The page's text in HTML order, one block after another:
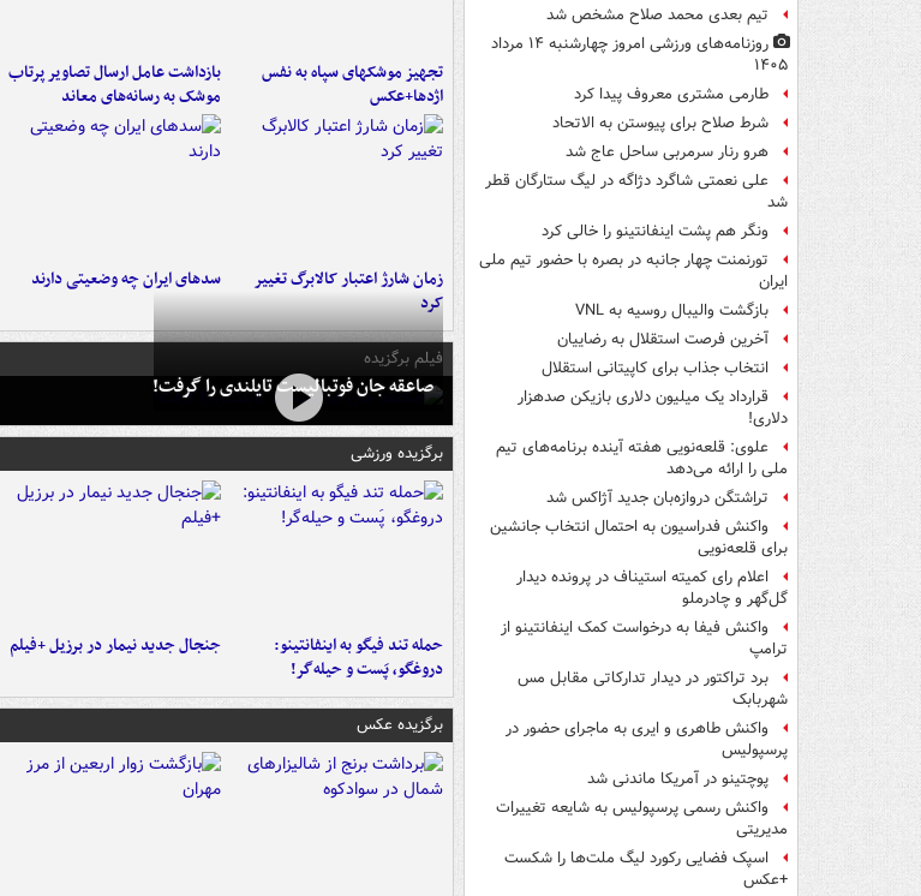
تیم بعدی محمد صلاح مشخص شد
روزنامه‌های ورزشی امروز چهارشنبه ۱۴ مرداد
۱۴۰۵
طارمی مشتری معروف پیدا کرد
شرط صلاح برای پیوستن به الاتحاد
هرو رنار سرمربی ساحل عاج شد
علی نعمتی شاگرد دژاگه در لیگ ستارگان قطر
شد
ونگر هم پشت اینفانتینو را خالی کرد
تورنمنت چهار جانبه در بصره با حضور تیم ملی
ایران
بازگشت والیبال روسیه به VNL
آخرین فرصت استقلال به رضاییان
انتخاب جذاب برای کاپیتانی استقلال
قرارداد یک میلیون دلاری بازیکن صدهزار
دلاری!
علوی: قلعه‌نویی هفته آینده برنامه‌های تیم
ملی را ارائه می‌دهد
تراِشتگن دروازه‌بان جدید آژاکس شد
واکنش فدراسیون به احتمال انتخاب جانشین
برای قلعه‌نویی
اعلام رای کمیته استیناف در پرونده دیدار
گل‌گهر و چادرملو
واکنش فیفا به درخواست کمک اینفانتینو از
ترامپ
برد تراکتور در دیدار تدارکاتی مقابل مس
شهربابک
واکنش طاهری و ایری به ماجرای حضور در
پرسپولیس
پوچتینو در آمریکا ماندنی شد
واکنش رسمی پرسپولیس به شایعه تغییرات
مدیریتی
اسپک فضایی رکورد لیگ ملت‌ها را شکست
+عکس
تجهیز موشکهای سپاه به نفس
اژدها+عکس
بازداشت عامل ارسال تصاویر پرتاب
موشک به رسانه‌های معاند
زمان شارژ اعتبار کالابرگ تغییر
کرد
سدهای ایران چه وضعیتی دارند
فیلم برگزیده
صاعقه جان فوتبالیست تایلندی را گرفت!
برگزیده ورزشی
حمله تند فیگو به اینفانتینو:
دروغگو، پَست‌ و حیله‌گر!
جنجال جدید نیمار در برزیل +فیلم
برگزیده عکس